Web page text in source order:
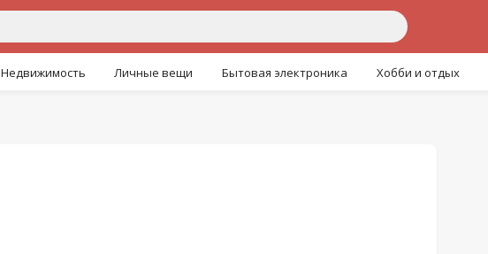
Недвижимость Личные вещи Бытовая электроника Хобби и отдых